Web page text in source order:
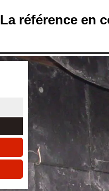
La référence en